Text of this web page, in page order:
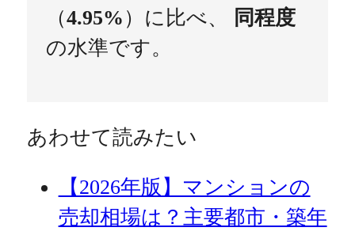
（4.95% ）に比べ、
同程度
の水準です。
あわせて読みたい
【2026年版】マンションの
売却相場は？主要都市・築年